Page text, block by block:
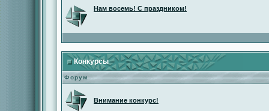
Нам восемь! С праздником!
Конкурсы
Форум
Внимание конкурс!